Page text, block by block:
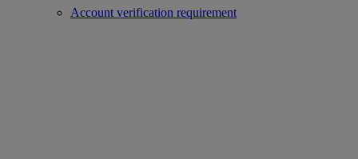
Account verification requirement